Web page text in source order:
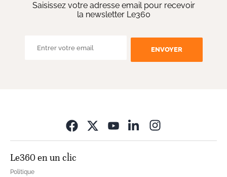
Saisissez votre adresse email pour recevoir
la newsletter Le360
ENVOYER
Le360 en un clic
Politique